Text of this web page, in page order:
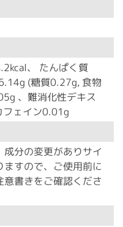
、 たんぱく質
(糖質0.27g, 食物
、難消化性デキス
フェイン0.01g
分の変更がありサイ
ますので、ご使用前に
書きをご確認くださ